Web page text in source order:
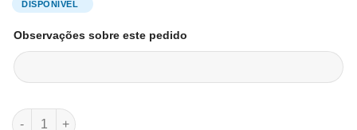
Observações sobre este pedido
Protetor Térmico Petseal A3 para Plastificação Reutilizável